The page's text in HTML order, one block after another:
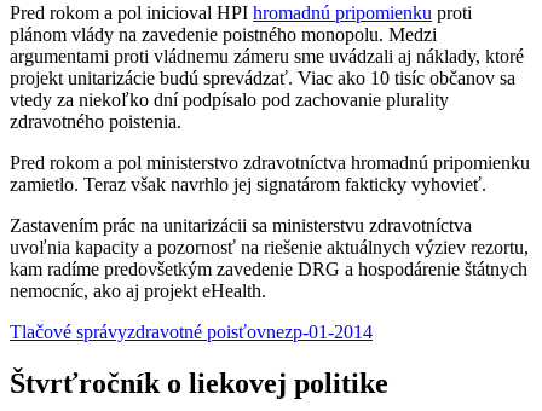
Pred rokom a pol inicioval HPI hromadnú pripomienku proti
plánom vlády na zavedenie poistného monopolu. Medzi
argumentami proti vládnemu zámeru sme uvádzali aj náklady, ktoré
projekt unitarizácie budú sprevádzať. Viac ako 10 tisíc občanov sa
vtedy za niekoľko dní podpísalo pod zachovanie plurality
zdravotného poistenia.
Pred rokom a pol ministerstvo zdravotníctva hromadnú pripomienku
zamietlo. Teraz však navrhlo jej signatárom fakticky vyhovieť.
Zastavením prác na unitarizácii sa ministerstvu zdravotníctva
uvoľnia kapacity a pozornosť na riešenie aktuálnych výziev rezortu,
kam radíme predovšetkým zavedenie DRG a hospodárenie štátnych
nemocníc, ako aj projekt eHealth.
Tlačové správyzdravotné poisťovnezp-01-2014
Štvrťročník o liekovej politike